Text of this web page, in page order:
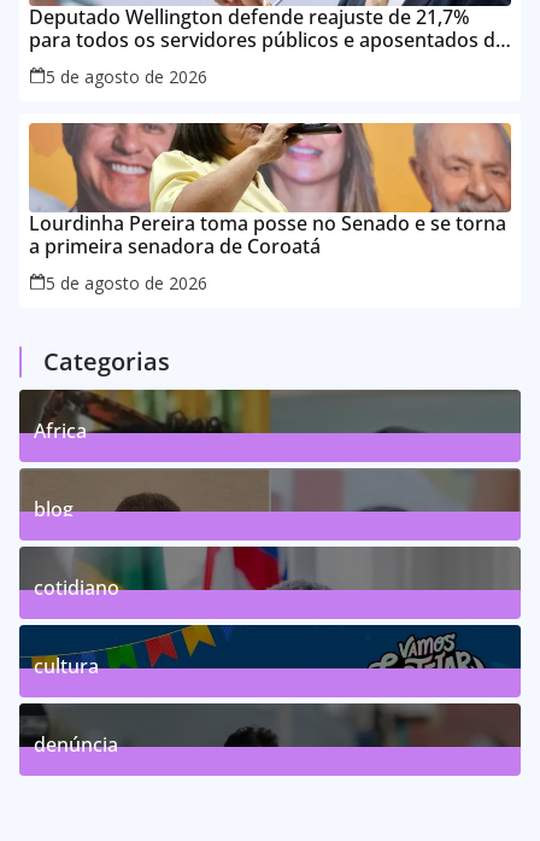
Deputado Wellington defende reajuste de 21,7%
para todos os servidores públicos e aposentados do
Maranhão
5 de agosto de 2026
Lourdinha Pereira toma posse no Senado e se torna
a primeira senadora de Coroatá
5 de agosto de 2026
Categorias
Africa
0Posts
blog
75Posts
cotidiano
46Posts
cultura
63Posts
denúncia